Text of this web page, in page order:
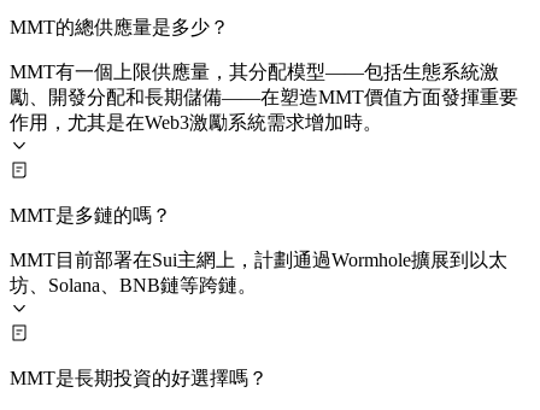
MMT的總供應量是多少？
MMT有一個上限供應量，其分配模型——包括生態系統激
勵、開發分配和長期儲備——在塑造MMT價值方面發揮重要
作用，尤其是在Web3激勵系統需求增加時。
MMT是多鏈的嗎？
MMT目前部署在Sui主網上，計劃通過Wormhole擴展到以太
坊、Solana、BNB鏈等跨鏈。
MMT是長期投資的好選擇嗎？